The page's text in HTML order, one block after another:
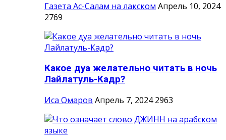
Газета Ас-Салам на лакском Апрель 10, 2024
2769
Какое дуа желательно читать в ночь
Лайлатуль-Кадр?
Иса Омаров Апрель 7, 2024 2963